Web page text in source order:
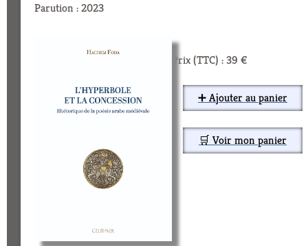
Parution : 2023
Prix (TTC) : 39 €
➕ Ajouter au panier
🛒 Voir mon panier